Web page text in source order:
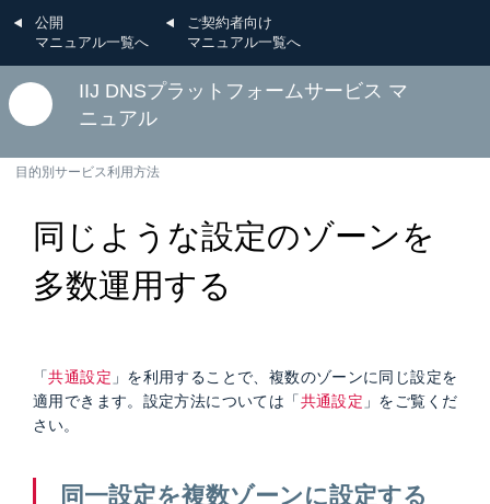
公開
マニュアル一覧へ
ご契約者向け
マニュアル一覧へ
IIJ DNSプラットフォームサービス マ
ニュアル
目的別サービス利用方法
同じような設定のゾーンを
多数運用する
「共通設定 」を利用することで、複数のゾーンに同じ設定を
適用できます。設定方法については「共通設定 」をご覧くだ
さい。
同一設定を複数ゾーンに設定する